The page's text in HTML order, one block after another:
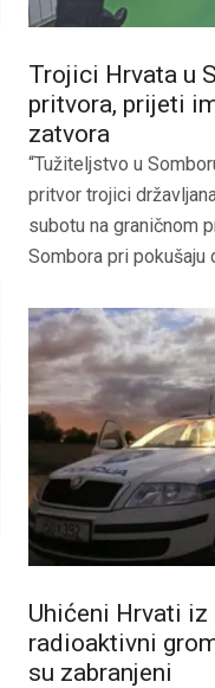
Trojici Hrvata u
pritvora, prijeti
zatvora
“Tužiteljstvo u
pritvor trojici
subotu na graničnom
Sombora pri pokušaju
Uhićeni Hrvati
radioaktivni
su zabranjeni